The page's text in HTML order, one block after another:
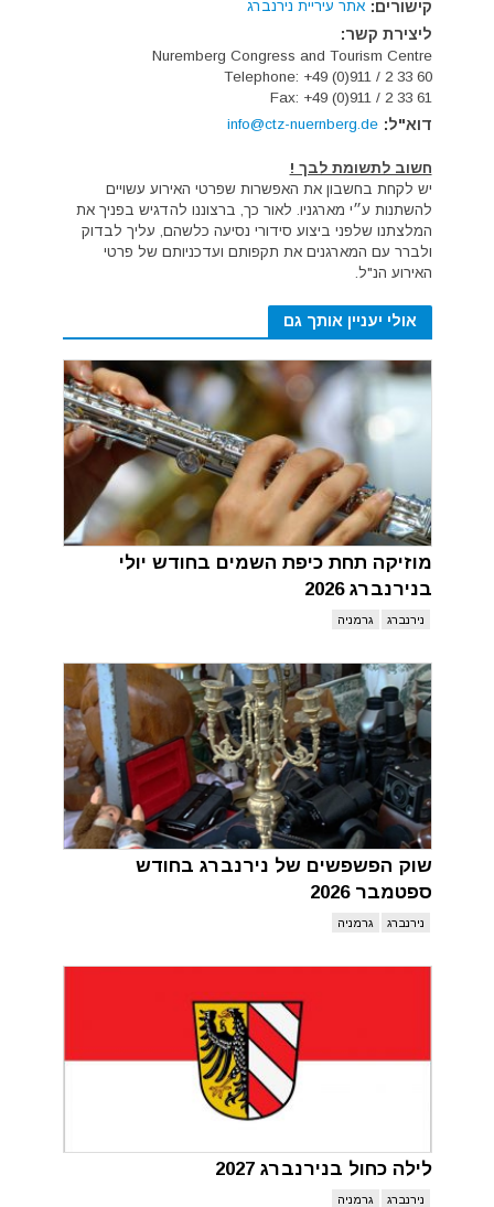
קישורים: אתר עיריית נירנברג
ליצירת קשר:
Nuremberg Congress and Tourism Centre
Telephone: +49 (0)911 / 2 33 60
Fax: +49 (0)911 / 2 33 61
דוא"ל: info@ctz-nuernberg.de
חשוב לתשומת לבך !
יש לקחת בחשבון את האפשרות שפרטי האירוע עשויים
להשתנות ע״י מארגניו. לאור כך, ברצוננו להדגיש בפניך את
המלצתנו שלפני ביצוע סידורי נסיעה כלשהם, עליך לבדוק
ולברר עם המארגנים את תקפותם ועדכניותם של פרטי
האירוע הנ"ל.
אולי יעניין אותך גם
מוזיקה תחת כיפת השמים בחודש יולי
בנירנברג 2026
נירנברג גרמניה
שוק הפשפשים של נירנברג בחודש
ספטמבר 2026
נירנברג גרמניה
לילה כחול בנירנברג 2027
נירנברג גרמניה